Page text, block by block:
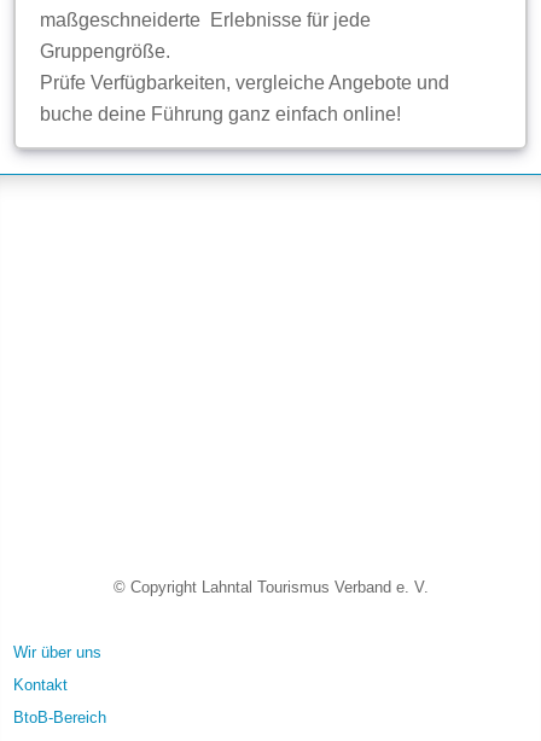
maßgeschneiderte Erlebnisse für jede
Gruppengröße.
Prüfe Verfügbarkeiten, vergleiche Angebote und
buche deine Führung ganz einfach online!
© Copyright Lahntal Tourismus Verband e. V.
Wir über uns
Kontakt
BtoB-Bereich